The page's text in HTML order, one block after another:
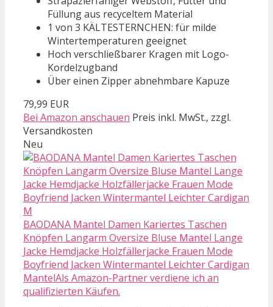
Füllung aus recyceltem Material
1 von 3 KÄLTESTERNCHEN: für milde
Wintertemperaturen geeignet
Hoch verschließbarer Kragen mit Logo-
Kordelzugband
Über einen Zipper abnehmbare Kapuze
79,99 EUR
Bei Amazon anschauen Preis inkl. MwSt., zzgl.
Versandkosten
Neu
BAODANA Mantel Damen Kariertes Taschen
Knöpfen Langarm Oversize Bluse Mantel Lange
Jacke Hemdjacke Holzfällerjacke Frauen Mode
Boyfriend Jacken Wintermantel Leichter Cardigan
MantelAls Amazon-Partner verdiene ich an
qualifizierten Käufen.